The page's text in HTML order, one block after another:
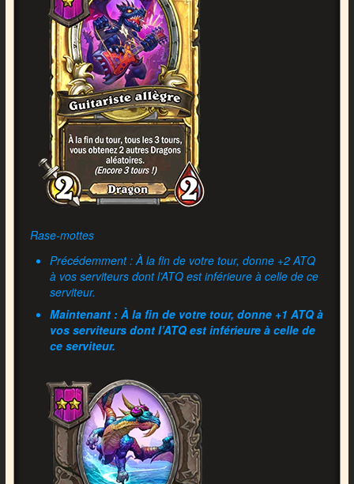
Rase-mottes
Précédemment : À la fin de votre tour, donne +2 ATQ
à vos serviteurs dont l’ATQ est inférieure à celle de ce
serviteur.
Maintenant : À la fin de votre tour, donne +1 ATQ à
vos serviteurs dont l’ATQ est inférieure à celle de
ce serviteur.